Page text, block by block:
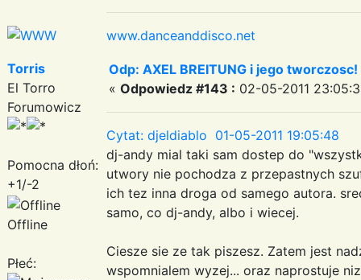
www.danceanddisco.net
Torris
El Torro
Forumowicz
Pomocna dłoń:
+1/-2
Offline
Płeć:
Odp: AXEL BREITUNG i jego
« Odpowiedz #143 : 02-05-2011
Cytat: djeldiablo 01-05-2011 19:05:48
dj-andy mial taki sam dostep do
utwory nie pochodza z przepastnych
ich tez inna droga od samego autora.
samo, co dj-andy, albo i wiecej.
Ciesze sie ze tak piszesz. Zatem jest
wspomnialem wyzej... oraz naprostuje